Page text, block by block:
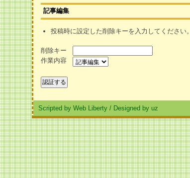
記事編集
投稿時に設定した削除キーを入力してください。
削除キー
作業内容
Scripted by Web Liberty / Designed by uz